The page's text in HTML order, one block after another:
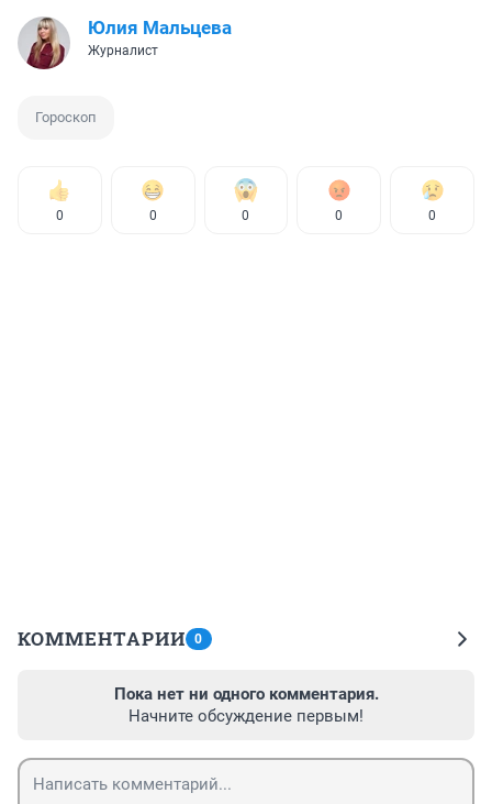
Юлия Мальцева
Журналист
Гороскоп
0 0 0 0 0
КОММЕНТАРИИ 0
Пока нет ни одного комментария.
Начните обсуждение первым!